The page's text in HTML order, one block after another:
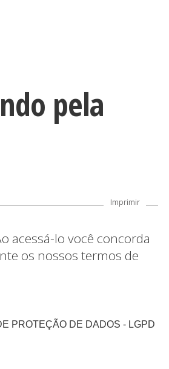
pela
acessá-lo você concorda
os nossos termos de
PROTEÇÃO DE DADOS - LGPD